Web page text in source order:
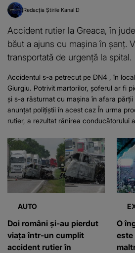
Redacția Știrile Kanal D
Accident rutier la Greaca, în
băut a ajuns cu mașina în șanț.
transportată de urgență la spital.
Accidentul s-a petrecut pe DN4 , în
Giurgiu. Potrivit martorilor, șoferul ar fi
şi s-a răsturnat cu maşina în afara părții
anunțat polițiștii în acest caz În urma
rutier, a rezultat rănirea conducătorului
AUTO
Doi români și-au pierdut
viața într-un cumplit
accident rutier în
O
este